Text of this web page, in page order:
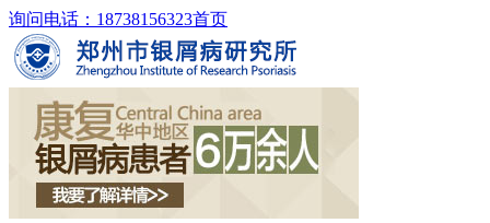
首页
询问电话：18738156323